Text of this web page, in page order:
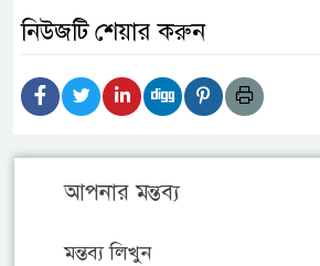
নিউজটি শেয়ার করুন
আপনার মন্তব্য
মন্তব্য লিখুন